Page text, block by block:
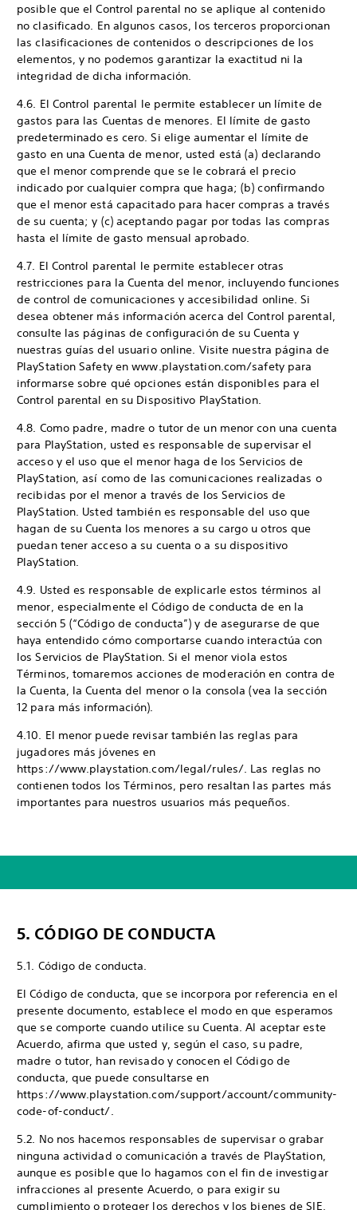
posible que el Control parental no se aplique al contenido
no clasificado. En algunos casos, los terceros proporcionan
las clasificaciones de contenidos o descripciones de los
elementos, y no podemos garantizar la exactitud ni la
integridad de dicha información.
4.6. El Control parental le permite establecer un límite de
gastos para las Cuentas de menores. El límite de gasto
predeterminado es cero. Si elige aumentar el límite de
gasto en una Cuenta de menor, usted está (a) declarando
que el menor comprende que se le cobrará el precio
indicado por cualquier compra que haga; (b) confirmando
que el menor está capacitado para hacer compras a través
de su cuenta; y (c) aceptando pagar por todas las compras
hasta el límite de gasto mensual aprobado.
4.7. El Control parental le permite establecer otras
restricciones para la Cuenta del menor, incluyendo funciones
de control de comunicaciones y accesibilidad online. Si
desea obtener más información acerca del Control parental,
consulte las páginas de configuración de su Cuenta y
nuestras guías del usuario online. Visite nuestra página de
PlayStation Safety en www.playstation.com/safety para
informarse sobre qué opciones están disponibles para el
Control parental en su Dispositivo PlayStation.
4.8. Como padre, madre o tutor de un menor con una cuenta
para PlayStation, usted es responsable de supervisar el
acceso y el uso que el menor haga de los Servicios de
PlayStation, así como de las comunicaciones realizadas o
recibidas por el menor a través de los Servicios de
PlayStation. Usted también es responsable del uso que
hagan de su Cuenta los menores a su cargo u otros que
puedan tener acceso a su cuenta o a su dispositivo
PlayStation.
4.9. Usted es responsable de explicarle estos términos al
menor, especialmente el Código de conducta de en la
sección 5 (“Código de conducta”) y de asegurarse de que
haya entendido cómo comportarse cuando interactúa con
los Servicios de PlayStation. Si el menor viola estos
Términos, tomaremos acciones de moderación en contra de
la Cuenta, la Cuenta del menor o la consola (vea la sección
12 para más información).
4.10. El menor puede revisar también las reglas para
jugadores más jóvenes en
https://www.playstation.com/legal/rules/. Las reglas no
contienen todos los Términos, pero resaltan las partes más
importantes para nuestros usuarios más pequeños.
5. CÓDIGO DE CONDUCTA
5.1. Código de conducta.
El Código de conducta, que se incorpora por referencia en el
presente documento, establece el modo en que esperamos
que se comporte cuando utilice su Cuenta. Al aceptar este
Acuerdo, afirma que usted y, según el caso, su padre,
madre o tutor, han revisado y conocen el Código de
conducta, que puede consultarse en
https://www.playstation.com/support/account/community-
code-of-conduct/.
5.2. No nos hacemos responsables de supervisar o grabar
ninguna actividad o comunicación a través de PlayStation,
aunque es posible que lo hagamos con el fin de investigar
infracciones al presente Acuerdo, o para exigir su
cumplimiento o proteger los derechos y los bienes de SIE,